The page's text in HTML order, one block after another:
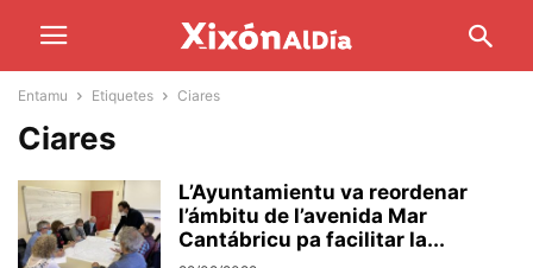
Entamu Etiquetes Ciares
Ciares
L’Ayuntamientu va reordenar
l’ámbitu de l’avenida Mar
Cantábricu pa facilitar la...